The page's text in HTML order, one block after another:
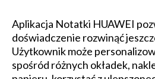
Aplikacja Notatki HUAWEI
doświadczenie rozwinąć
Użytkownik może
spośród różnych okładek,